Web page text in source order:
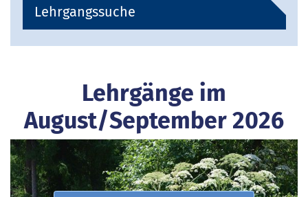
Lehrgangssuche
Lehrgänge im
August/September 2026